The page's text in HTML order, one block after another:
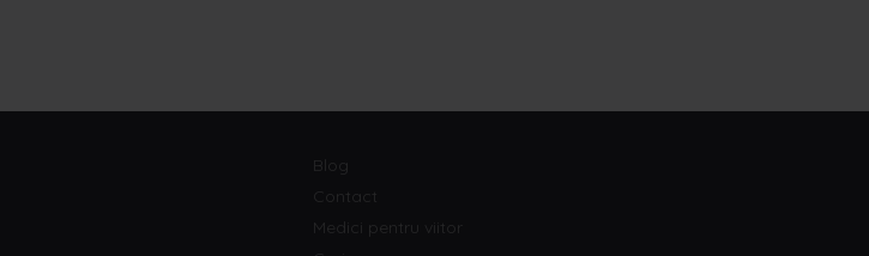
Blog
Contact
Medici pentru viitor